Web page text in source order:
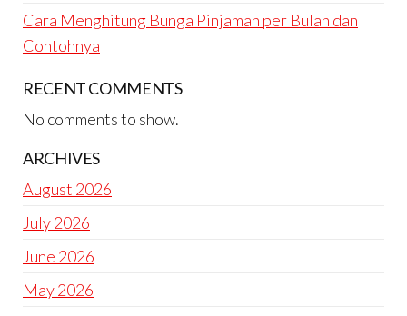
Cara Menghitung Bunga Pinjaman per Bulan dan
Contohnya
RECENT COMMENTS
No comments to show.
ARCHIVES
August 2026
July 2026
June 2026
May 2026